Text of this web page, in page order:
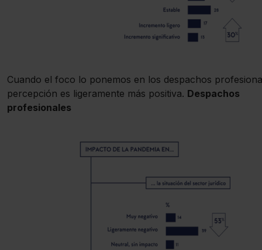
Cuando el foco lo ponemos en los despachos
percepción es ligeramente más positiva. Despachos
profesionales